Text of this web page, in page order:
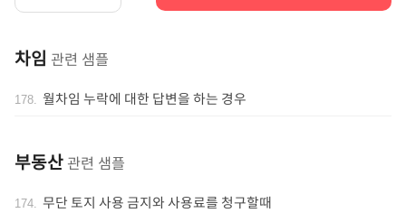
차임 관련 샘플
178. 월차임 누락에 대한 답변을 하는 경우
부동산 관련 샘플
174. 무단 토지 사용 금지와 사용료를 청구할때